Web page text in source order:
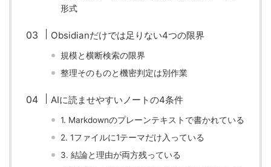
形式
Obsidianだけでは足りない4つの限界
規模と横断検索の限界
整理そのものと機密判定は別作業
AIに読ませやすいノートの4条件
1. Markdownのプレーンテキストで書かれている
2. 1ファイルに1テーマだけ入っている
3. 結論と理由が両方残っている